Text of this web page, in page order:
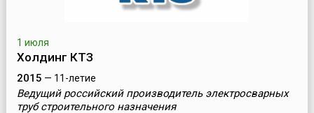
1 июля
Холдинг КТЗ
2015 — 11-летие
Ведущий российский производитель электросварных
труб строительного назначения